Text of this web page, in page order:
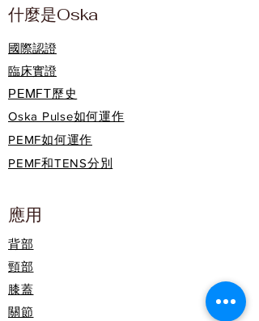
什麼是Oska
國際認證
臨床實證
PEMFT歷史
Oska Pulse如何運作
PEMF如何運作
PEMF和TENS分別
應用
背部
頸部
膝蓋
關節